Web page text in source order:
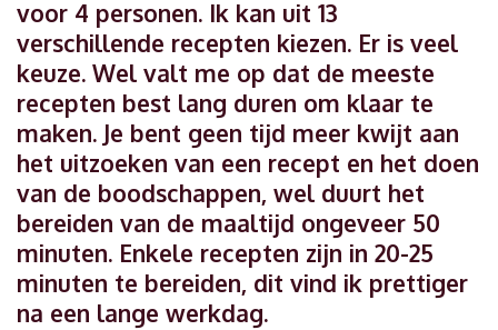
voor 4 personen. Ik kan uit 13
verschillende recepten kiezen. Er is veel
keuze. Wel valt me op dat de meeste
recepten best lang duren om klaar te
maken. Je bent geen tijd meer kwijt aan
het uitzoeken van een recept en het doen
van de boodschappen, wel duurt het
bereiden van de maaltijd ongeveer 50
minuten. Enkele recepten zijn in 20-25
minuten te bereiden, dit vind ik prettiger
na een lange werkdag.